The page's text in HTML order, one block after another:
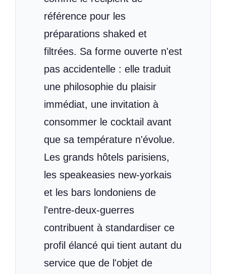
référence pour les
préparations shaked et
filtrées. Sa forme ouverte n'est
pas accidentelle : elle traduit
une philosophie du plaisir
immédiat, une invitation à
consommer le cocktail avant
que sa température n'évolue.
Les grands hôtels parisiens,
les speakeasies new-yorkais
et les bars londoniens de
l'entre-deux-guerres
contribuent à standardiser ce
profil élancé qui tient autant du
service que de l'objet de